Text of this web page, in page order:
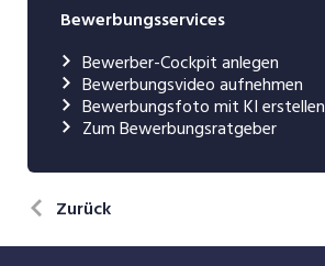
Bewerbungsservices
Bewerber-Cockpit anlegen
Bewerbungsvideo aufnehmen
Bewerbungsfoto mit KI erstellen
Zum Bewerbungsratgeber
Zurück